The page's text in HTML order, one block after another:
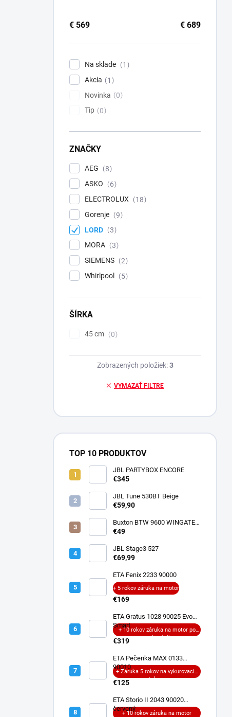
€ 569 € 689
Na sklade
1
Akcia
1
Novinka
0
Tip
0
ZNAČKY
AEG
8
ASKO
6
ELECTROLUX
18
Gorenje
9
LORD
3
MORA
3
SIEMENS
2
Whirlpool
5
ŠÍRKA
45 cm 0
VYMAZAŤ FILTRE
Zobrazených položiek:3
TOP 10 PRODUKTOV
JBL PARTYBOX ENCORE
€345
JBL Tune 530BT Beige
€59,90
Buxton BTW 9600 WINGATE
ANC
€49
JBL Stage3 527
€69,99
ETA Fenix 2233 90000
+ 5 rokov záruka na motor
€169
ETA Gratus 1028 90025 Evo
Smart
+ 10 rokov záruka na motor po
registrácii
€319
ETA Pečenka MAX 0133
90010
+ Záruka 5 rokov na vykurovacie
teleso
€125
ETA Storio II 2043 90020
červený
+ 10 rokov záruka na motor